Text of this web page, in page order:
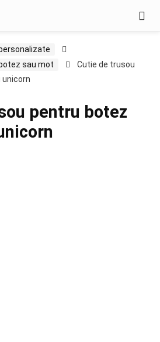
sau mot
Cutie de trusou
pentru botez